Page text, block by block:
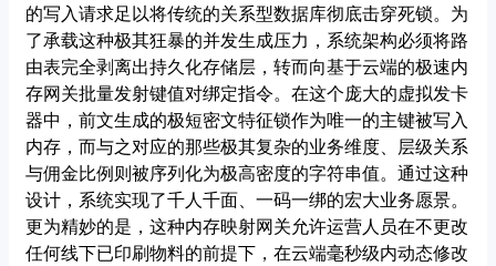
的写入请求足以将传统的关系型数据库彻底击穿死锁。为
了承载这种极其狂暴的并发生成压力，系统架构必须将路
由表完全剥离出持久化存储层，转而向基于云端的极速内
存网关批量发射键值对绑定指令。在这个庞大的虚拟发卡
器中，前文生成的极短密文特征锁作为唯一的主键被写入
内存，而与之对应的那些极其复杂的业务维度、层级关系
与佣金比例则被序列化为极高密度的字符串值。通过这种
设计，系统实现了千人千面、一码一绑的宏大业务愿景。
更为精妙的是，这种内存映射网关允许运营人员在不更改
任何线下已印刷物料的前提下，在云端毫秒级内动态修改